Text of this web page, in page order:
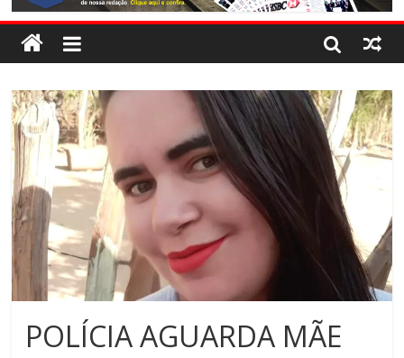
PELA FÁBRICA DA COCA-COLA!
POLÍCIA AGUARDA MÃE